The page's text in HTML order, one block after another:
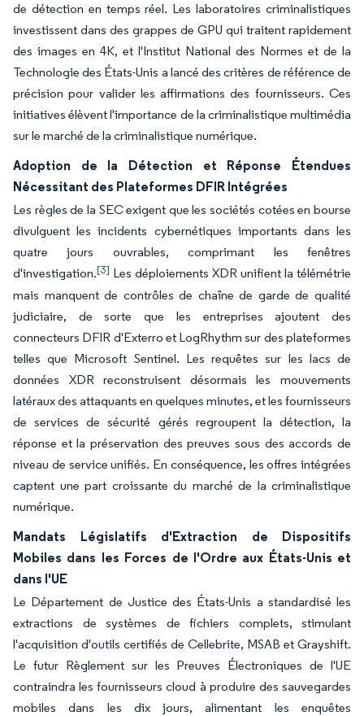
de détection en temps réel. Les laboratoires criminalistiques
investissent dans des grappes de GPU qui traitent rapidement
des images en 4K, et l'Institut National des Normes et de la
Technologie des États-Unis a lancé des critères de référence de
précision pour valider les affirmations des fournisseurs. Ces
initiatives élèvent l'importance de la criminalistique multimédia
sur le marché de la criminalistique numérique.
Adoption de la Détection et Réponse Étendues
Nécessitant des Plateformes DFIR Intégrées
Les règles de la SEC exigent que les sociétés cotées en bourse
divulguent les incidents cybernétiques importants dans les
quatre jours ouvrables, comprimant les fenêtres
d'investigation.[3] Les déploiements XDR unifient la télémétrie
mais manquent de contrôles de chaîne de garde de qualité
judiciaire, de sorte que les entreprises ajoutent des
connecteurs DFIR d'Exterro et LogRhythm sur des plateformes
telles que Microsoft Sentinel. Les requêtes sur les lacs de
données XDR reconstruisent désormais les mouvements
latéraux des attaquants en quelques minutes, et les fournisseurs
de services de sécurité gérés regroupent la détection, la
réponse et la préservation des preuves sous des accords de
niveau de service unifiés. En conséquence, les offres intégrées
captent une part croissante du marché de la criminalistique
numérique.
Mandats Législatifs d'Extraction de Dispositifs
Mobiles dans les Forces de l'Ordre aux États-Unis et
dans l'UE
Le Département de Justice des États-Unis a standardisé les
extractions de systèmes de fichiers complets, stimulant
l'acquisition d'outils certifiés de Cellebrite, MSAB et Grayshift.
Le futur Règlement sur les Preuves Électroniques de l'UE
contraindra les fournisseurs cloud à produire des sauvegardes
mobiles dans les dix jours, alimentant les enquêtes